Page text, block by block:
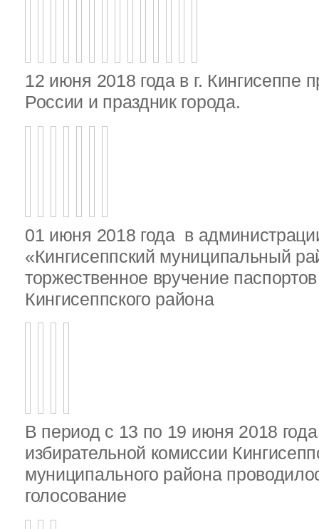
12 июня 2018 года в г. Кингисеппе
России и праздник города.
01 июня 2018 года в
«Кингисеппский муниципальный
торжественное вручение
Кингисеппского района
В период с 13 по 19 июня 2018
избирательной комиссии
муниципального района
голосование